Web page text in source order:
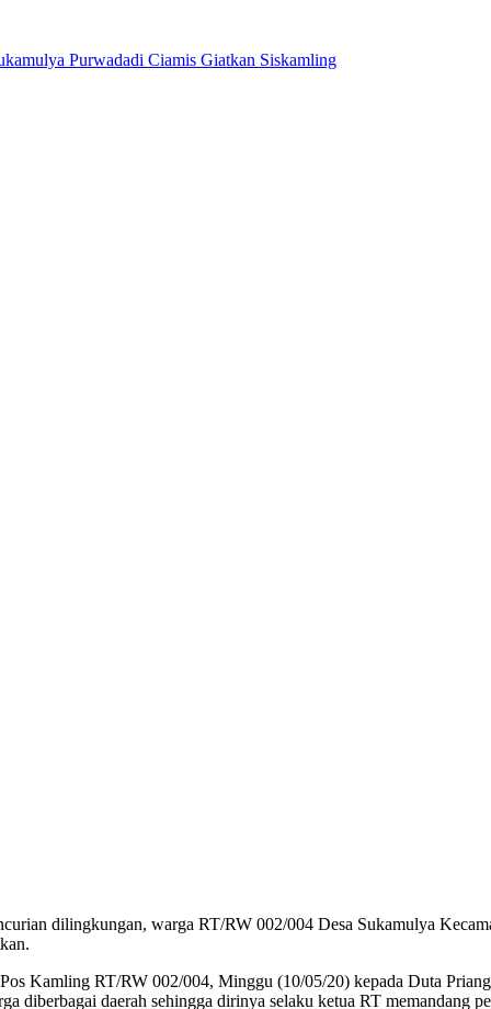
dilingkungan, warga RT/RW 002/004 Desa Sukamulya
Kamling RT/RW 002/004, Minggu (10/05/20) kepada Duta
diberbagai daerah sehingga dirinya selaku ketua RT memandang